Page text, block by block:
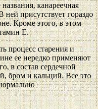
канареечная
присутствует гораздо
Кроме этого, в этом
Е.
процесс старения и
ее нередко применяют
в состав сердечной
бром и кальций. Все это